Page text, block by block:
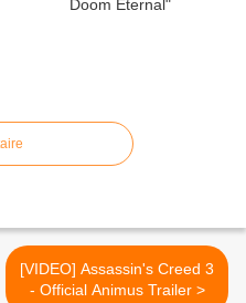
[VIDEO] Assassin's Creed 3
- Official Animus Trailer >